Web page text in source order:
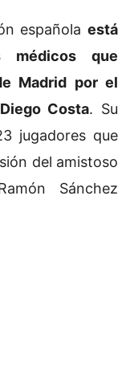
española está
médicos que
Madrid por el
Costa. Su
jugadores que
del amistoso
Sánchez